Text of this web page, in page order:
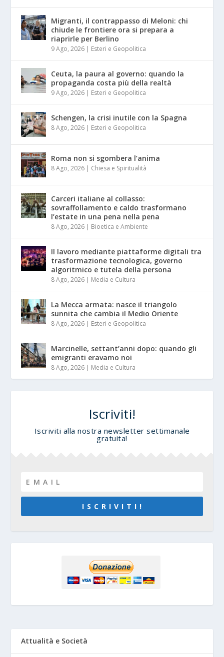
Migranti, il contrappasso di Meloni: chi
chiude le frontiere ora si prepara a
riaprirle per Berlino
9 Ago, 2026 | Esteri e Geopolitica
Ceuta, la paura al governo: quando la
propaganda costa più della realtà
9 Ago, 2026 | Esteri e Geopolitica
Schengen, la crisi inutile con la Spagna
8 Ago, 2026 | Esteri e Geopolitica
Roma non si sgombera l’anima
8 Ago, 2026 | Chiesa e Spiritualità
Carceri italiane al collasso:
sovraffollamento e caldo trasformano
l’estate in una pena nella pena
8 Ago, 2026 | Bioetica e Ambiente
Il lavoro mediante piattaforme digitali tra
trasformazione tecnologica, governo
algoritmico e tutela della persona
8 Ago, 2026 | Media e Cultura
La Mecca armata: nasce il triangolo
sunnita che cambia il Medio Oriente
8 Ago, 2026 | Esteri e Geopolitica
Marcinelle, settant’anni dopo: quando gli
emigranti eravamo noi
8 Ago, 2026 | Media e Cultura
Iscriviti!
Iscriviti alla nostra newsletter settimanale
gratuita!
I S C R I V I T I !
Attualità e Società